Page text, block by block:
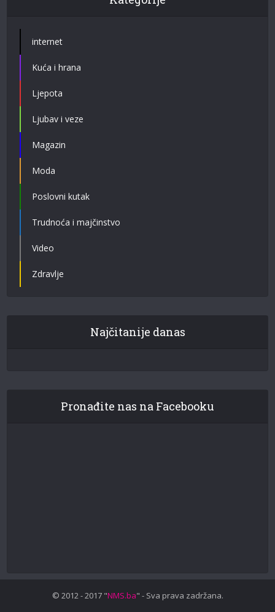
internet
Kuća i hrana
Ljepota
Ljubav i veze
Magazin
Moda
Poslovni kutak
Trudnoća i majčinstvo
Video
Zdravlje
Najčitanije danas
Pronađite nas na Facebooku
© 2012 - 2017 "NMS.ba" - Sva prava zadržana.